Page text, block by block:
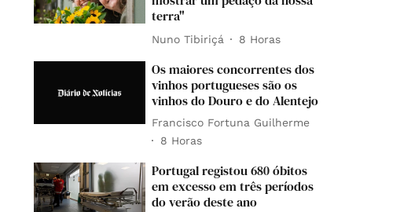
terra"
Nuno Tibiriçá 8 Horas
Os maiores concorrentes dos
vinhos portugueses são os
vinhos do Douro e do Alentejo
Francisco Fortuna Guilherme
8 Horas
Portugal registou 680 óbitos
em excesso em três períodos
do verão deste ano